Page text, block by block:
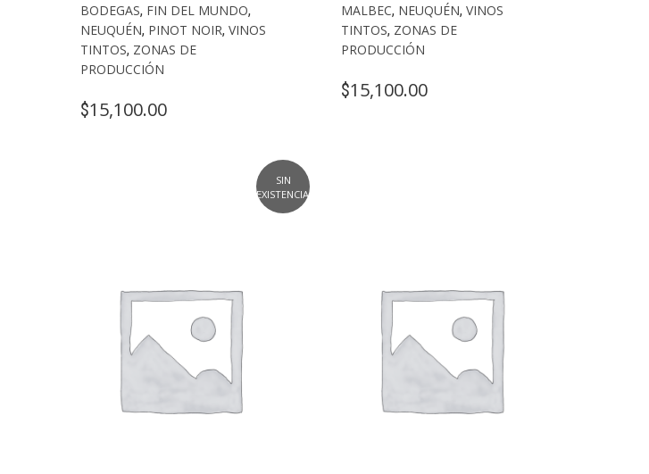
BODEGAS, FIN DEL MUNDO,
NEUQUÉN, PINOT NOIR, VINOS
TINTOS, ZONAS DE
PRODUCCIÓN
$15,100.00
MALBEC, NEUQUÉN,VINOS
TINTOS, ZONAS DE
PRODUCCIÓN
$15,100.00
SIN
EXISTENCIAS